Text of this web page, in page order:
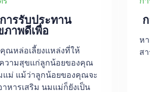
ารรับประทาน
ภาพดีเพื่อ
ณหล่อเลี้ยงแหล่งที่ให้
วามสุขแก่ลูกน้อยของคุณ
ม่ แม้ว่าลูกน้อยของคุณจะ
หารเสริม นมแม่ก็ยังเป็น
ห
ส